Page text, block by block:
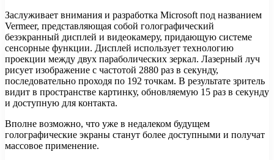
Заслуживает внимания и разработка Microsoft под названием
Vermeer, представляющая собой голографический
безэкранный дисплей и видеокамеру, придающую системе
сенсорные функции. Дисплей использует технологию
проекции между двух параболических зеркал. Лазерный луч
рисует изображение с частотой 2880 раз в секунду,
последовательно проходя по 192 точкам. В результате зритель
видит в пространстве картинку, обновляемую 15 раз в секунду
и доступную для контакта.
Вполне возможно, что уже в недалеком будущем
голографические экраны станут более доступными и получат
массовое применение.